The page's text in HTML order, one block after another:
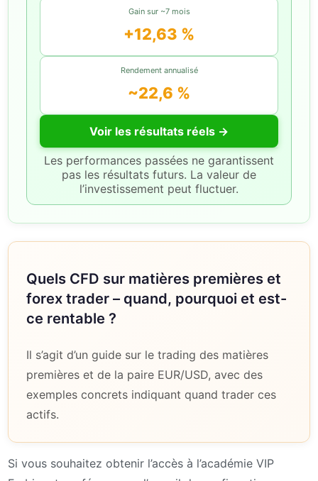
Gain sur ~7 mois
+12,63 %
Rendement annualisé
~22,6 %
Voir les résultats réels →
Les performances passées ne garantissent
pas les résultats futurs. La valeur de
l’investissement peut fluctuer.
Quels CFD sur matières premières et
forex trader – quand, pourquoi et est-
ce rentable ?
Il s’agit d’un guide sur le trading des matières
premières et de la paire EUR/USD, avec des
exemples concrets indiquant quand trader ces
actifs.
Si vous souhaitez obtenir l’accès à l’académie VIP